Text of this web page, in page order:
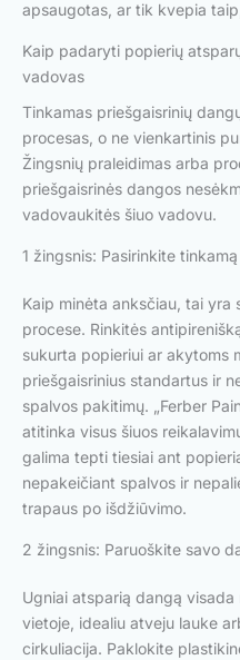
apsaugotas, ar tik kvepia
Kaip padaryti popierių
vadovas
Tinkamas priešgaisrinių
procesas, o ne vienkartinis
Žingsnių praleidimas arba
priešgaisrinės dangos
vadovaukitės šiuo vadovu.
1 žingsnis: Pasirinkite
Kaip minėta anksčiau, tai yra
procese. Rinkitės
sukurta popieriui ar akytoms
priešgaisrinius standartus ir
spalvos pakitimų. „Ferber
atitinka visus šiuos
galima tepti tiesiai ant
nepakeičiant spalvos ir
trapaus po išdžiūvimo.
2 žingsnis: Paruoškite savo
Ugniai atsparią dangą
vietoje, idealiu atveju lauke
cirkuliacija. Paklokite